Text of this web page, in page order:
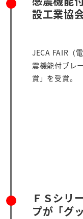
設工業協
JECA FAIR（
震機能付ブレ
賞」を受賞。
ＦＳシリ
プが「グ